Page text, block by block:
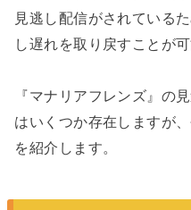
見逃し配信がされている
し遅れを取り戻すことが可
『マナリアフレンズ』の
はいくつか存在しますが
を紹介します。